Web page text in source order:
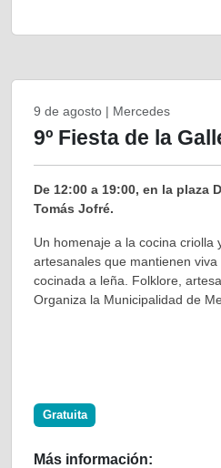
9 de agosto | Mercedes
9º Fiesta de la
De 12:00 a 19:00, en la plaza
Tomás Jofré.
Un homenaje a la cocina criolla
artesanales que mantienen
cocinada a leña. Folklore,
Organiza la Municipalidad de
Gratuita
Más información: